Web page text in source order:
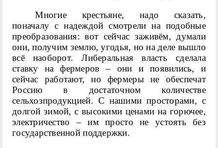
Многие крестьяне, надо сказать,
поначалу с надеждой смотрели на подобные
преобразования: вот сейчас заживём, думали
они, получим землю, угодья, но на деле вышло
всё наоборот. Либеральная власть сделала
ставку на фермеров – они и появились, и
сейчас работают, но фермеры не обеспечат
Россию в достаточном количестве
сельхозпродукцией. С нашими просторами, с
долгой зимой, с высокими ценами на горючее,
электричество – им просто не устоять без
государственной поддержки.